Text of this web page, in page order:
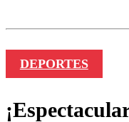
DEPORTES